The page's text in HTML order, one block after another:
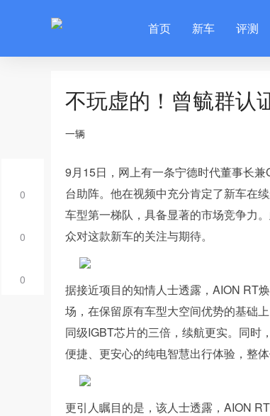
首页 新车 评测
0
0
0
不玩虚的！曾毓群认
一辆
9月15日，网上有一条宁德时代董事长
台助阵。他在视频中充分肯定了新车在
车型第一梯队，具备显著的市场竞争力
众对这款新车的关注与期待。
据接近项目的知情人士透露，AION RT
场，在保留原有车型大空间优势的基础
同级IGBT芯片的三倍，续航更实。同时
便捷、更安心的纯电智慧出行体验，整体
更引人瞩目的是，该人士透露，AION